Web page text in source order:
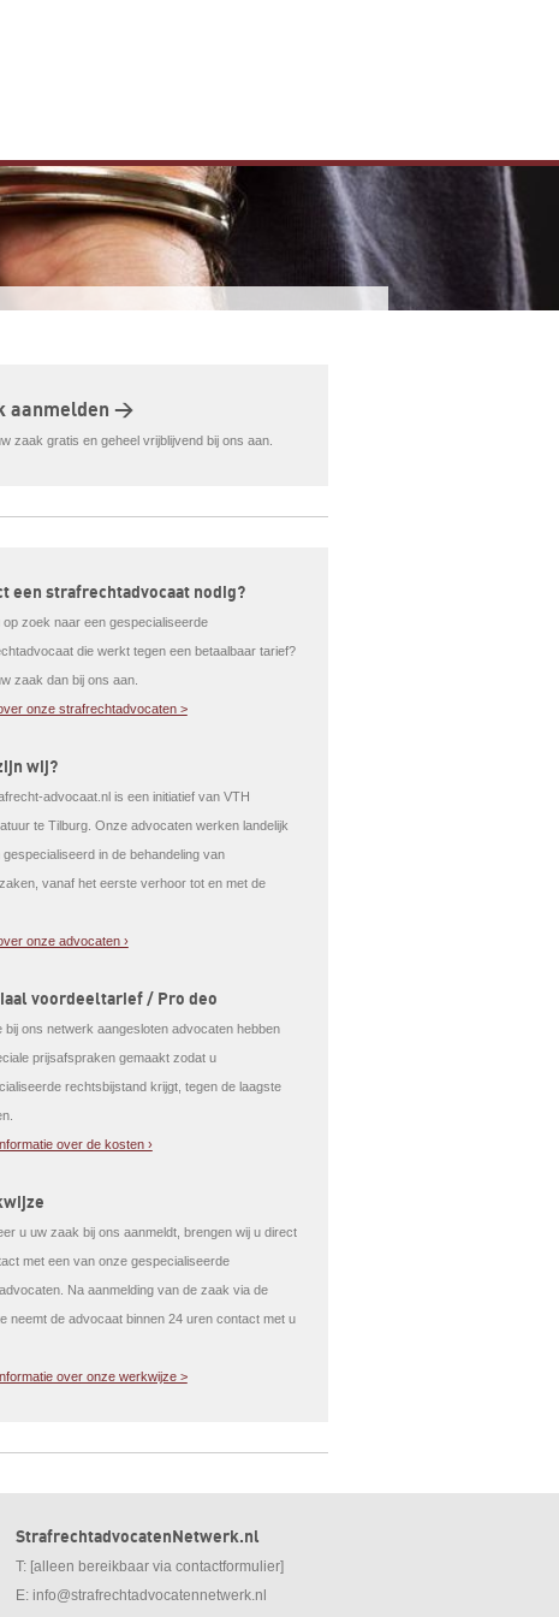
aanmelden >
zaak gratis en geheel vrijblijvend bij ons aan.
een strafrechtadvocaat nodig?
op zoek naar een gespecialiseerde
die werkt tegen een betaalbaar tarief?
zaak dan bij ons aan.
onze strafrechtadvocaten >
wij?
advocaat.nl is een initiatief van VTH
te Tilburg. Onze advocaten werken landelijk
gespecialiseerd in de behandeling van
vanaf het eerste verhoor tot en met de
onze advocaten ›
voordeeltarief / Pro deo
bij ons netwerk aangesloten advocaten hebben
prijsafspraken gemaakt zodat u
rechtsbijstand krijgt, tegen de laagste
over de kosten ›
u uw zaak bij ons aanmeldt, brengen wij u direct
met een van onze gespecialiseerde
Na aanmelding van de zaak via de
neemt de advocaat binnen 24 uren contact met u
over onze werkwijze >
StrafrechtadvocatenNetwerk.nl
T: [alleen bereikbaar via contactformulier]
E: info@strafrechtadvocatennetwerk.nl